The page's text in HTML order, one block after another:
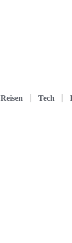
Reisen Tech